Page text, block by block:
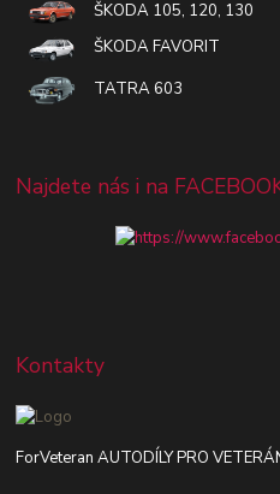
ŠKODA 105, 120, 130
ŠKODA FAVORIT
TATRA 603
Najdete nás i na
Kontakty
ForVeteran AUTODÍLY PRO